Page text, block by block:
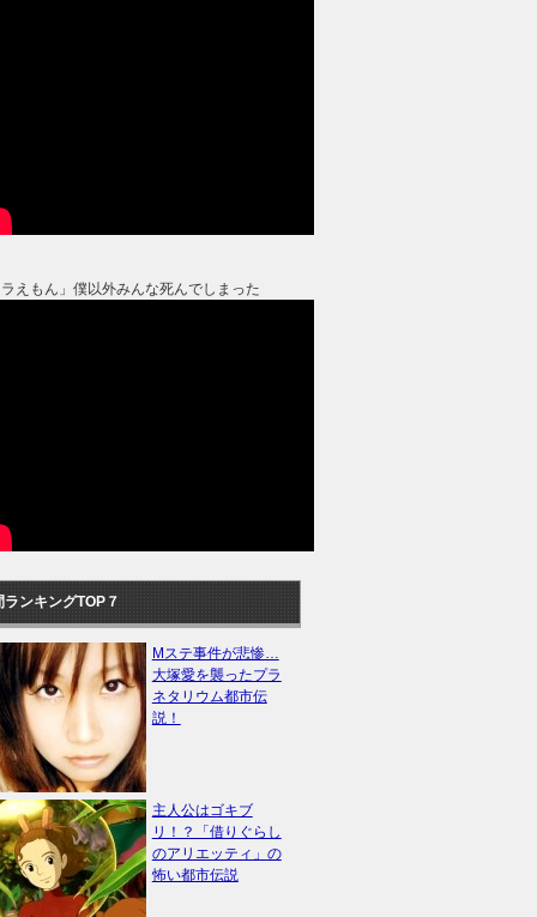
えもん」僕以外みんな死んでしまった
ランキングTOP７
Mステ事件が悲惨…
大塚愛を襲ったプラ
ネタリウム都市伝
説！
主人公はゴキブ
リ！？「借りぐらし
のアリエッティ」の
怖い都市伝説